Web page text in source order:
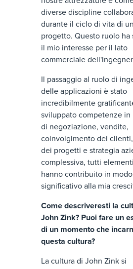
diverse discipline
durante il ciclo di vita di
progetto. Questo ruolo ha
il mio interesse per il lato
commerciale
Il passaggio al ruolo di
delle applicazioni è stato
incredibilmente
sviluppato competenze in
di negoziazione, vendite,
coinvolgimento dei
dei progetti e strategia
complessiva, tutti
hanno contribuito in modo
significativo alla mia
Come descriveresti la
John Zink? Puoi fare un
di un momento che
questa cultura?
La cultura di John Zink si